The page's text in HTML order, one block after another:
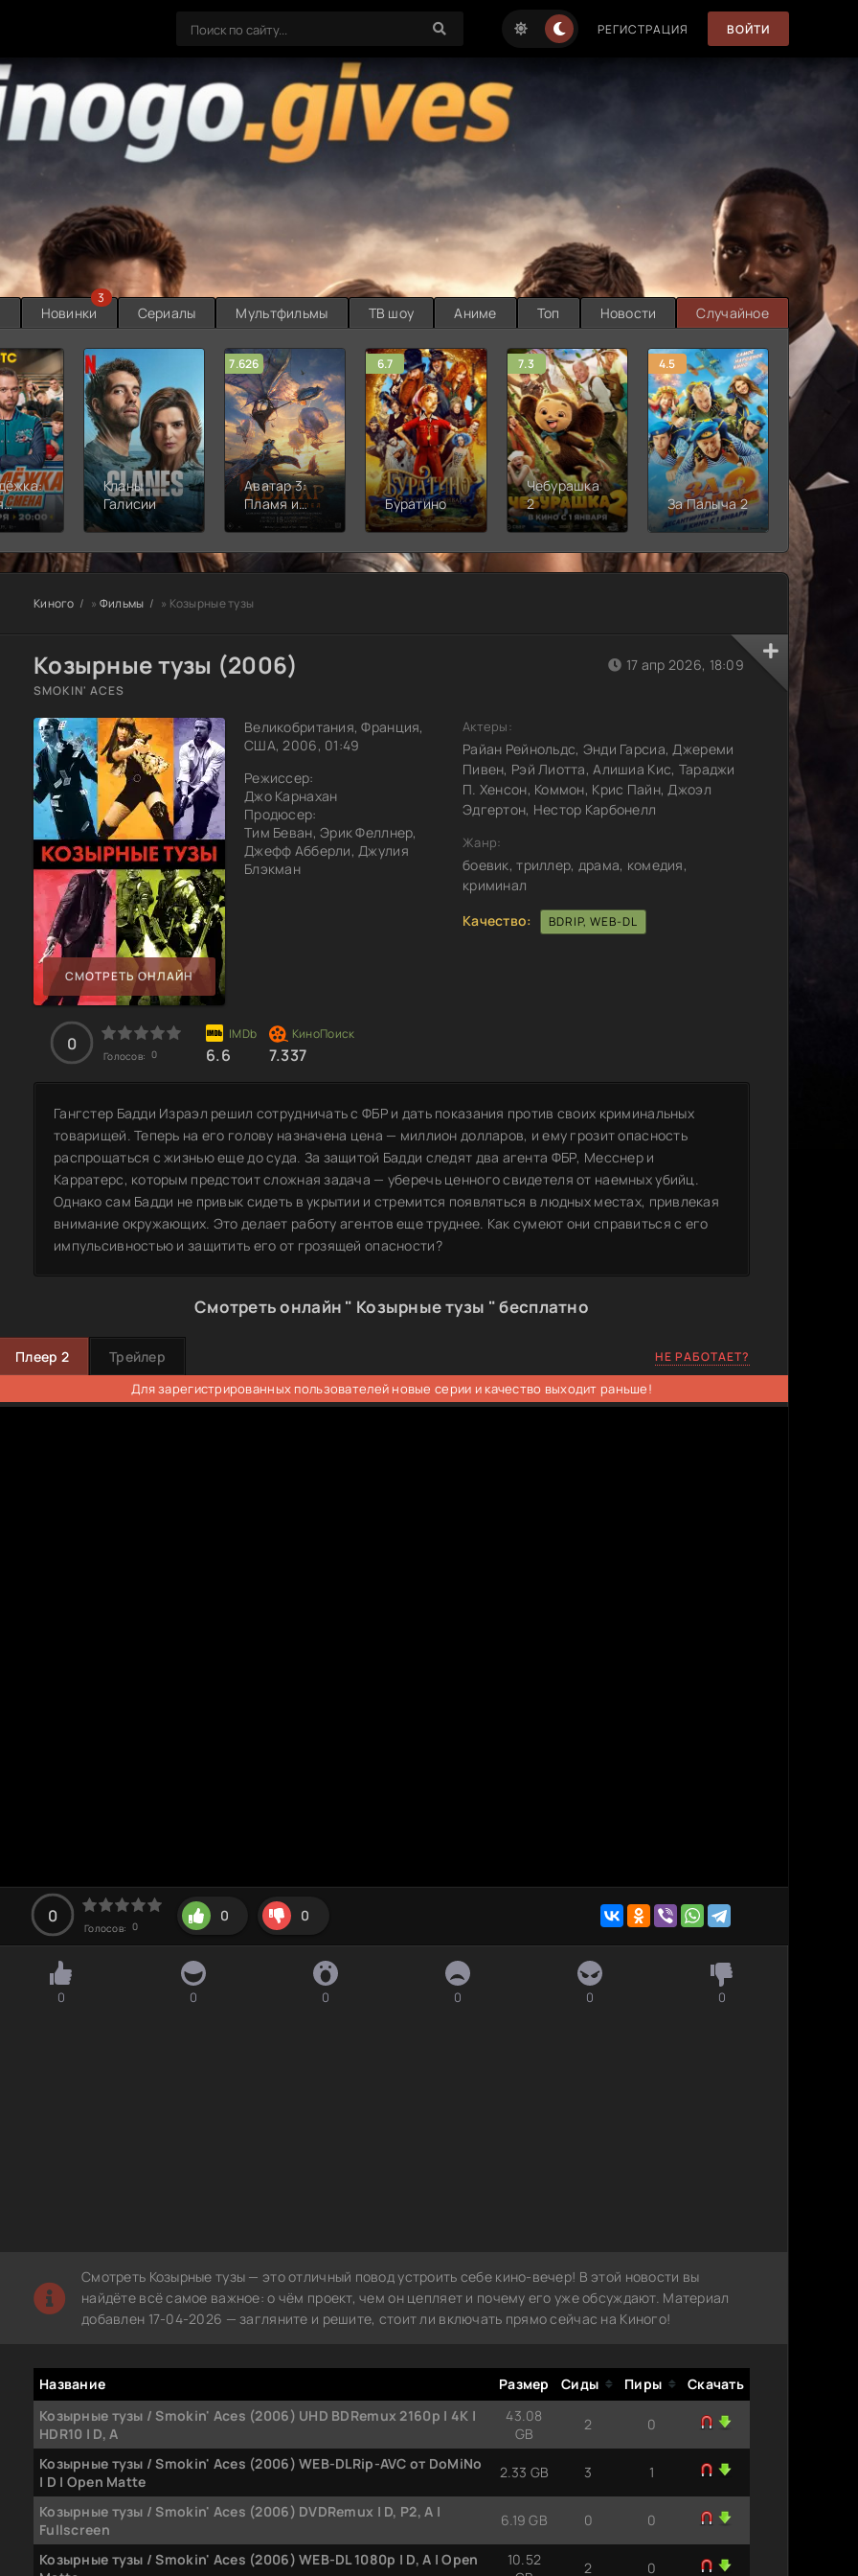
РЕГИСТРАЦИЯ ВОЙТИ
Новинки
3
Сериалы Мультфильмы ТВ шоу Аниме Топ Новости Случайное
Кланы
Галисии
7.626
Аватар 3:
Пламя и
пепел
6.7
Буратино
7.3
Чебурашка
2
4.5
За Палыча 2
Рыцарь
Киного » Фильмы » Козырные тузы
Козырные тузы (2006)
SMOKIN' ACES
СМОТРЕТЬ ОНЛАЙН
Великобритания, Франция,
США, 2006, 01:49
Режиссер:
Джо Карнахан
Продюсер:
Тим Беван, Эрик Феллнер,
Джефф Абберли, Джулия
Блэкман
17 апр 2026, 18:09
Актеры:
Райан Рейнольдс, Энди Гарсиа, Джереми
Пивен, Рэй Лиотта, Алишиа Кис, Тараджи
П. Хенсон, Коммон, Крис Пайн, Джоэл
Эдгертон, Нестор Карбонелл
Жанр:
боевик, триллер, драма, комедия,
криминал
Качество:
BDRIP, WEB-DL
0
Голосов: 0 6.6 7.337
Гангстер Бадди Израэл решил сотрудничать с ФБР и дать показания против своих криминальных
товарищей. Теперь на его голову назначена цена — миллион долларов, и ему грозит опасность
распрощаться с жизнью еще до суда. За защитой Бадди следят два агента ФБР, Месснер и
Карратерс, которым предстоит сложная задача — уберечь ценного свидетеля от наемных убийц.
Однако сам Бадди не привык сидеть в укрытии и стремится появляться в людных местах, привлекая
внимание окружающих. Это делает работу агентов еще труднее. Как сумеют они справиться с его
импульсивностью и защитить его от грозящей опасности?
Смотреть онлайн " Козырные тузы " бесплатно
Плеер 2 Трейлер НЕ РАБОТАЕТ?
Для зарегистрированных пользователей новые серии и качество выходит раньше!
0
Голосов: 0
0 0
0 0 0 0 0 0
Смотреть Козырные тузы — это отличный повод устроить себе кино-вечер! В этой новости вы
найдёте всё самое важное: о чём проект, чем он цепляет и почему его уже обсуждают. Материал
добавлен 17-04-2026 — загляните и решите, стоит ли включать прямо сейчас на Киного!
Название Размер Сиды Пиры
Скачать
Козырные тузы / Smokin' Aces (2006) UHD BDRemux 2160p | 4K |
HDR10 | D, A
43.08
GB
2 0
Козырные тузы / Smokin' Aces (2006) WEB-DLRip-AVC от DoMiNo
| D | Open Matte
2.33 GB 3 1
Козырные тузы / Smokin' Aces (2006) DVDRemux | D, P2, A |
Fullscreen
6.19 GB 0 0
Козырные тузы / Smokin' Aces (2006) WEB-DL 1080p | D, A | Open
10.52
2 0